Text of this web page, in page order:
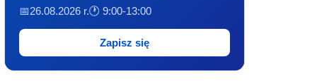
📅26.08.2026 r.🕐 9:00-13:00
Zapisz się